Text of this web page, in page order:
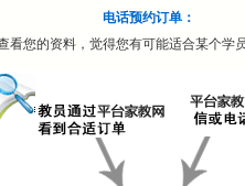
电话预约订单：
看您的资料，觉得您有可能适合某个学